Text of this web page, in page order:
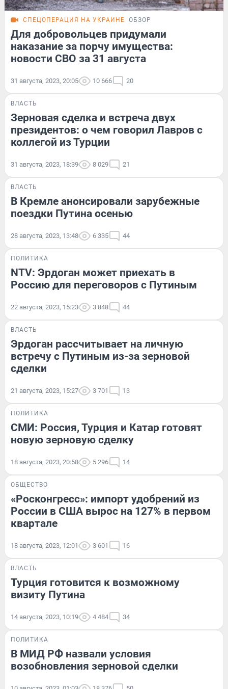
СПЕЦОПЕРАЦИЯ НА УКРАИНЕ ОБЗОР
Для добровольцев придумали
наказание за порчу имущества:
новости СВО за 31 августа
31 августа, 2023, 20:05 10 666 20
ВЛАСТЬ
Зерновая сделка и встреча двух
президентов: о чем говорил Лавров с
коллегой из Турции
31 августа, 2023, 18:39 8 029 21
ВЛАСТЬ
В Кремле анонсировали зарубежные
поездки Путина осенью
28 августа, 2023, 13:48 6 335 44
ПОЛИТИКА
NTV: Эрдоган может приехать в
Россию для переговоров с Путиным
22 августа, 2023, 15:23 3 848 44
ВЛАСТЬ
Эрдоган рассчитывает на личную
встречу с Путиным из-за зерновой
сделки
21 августа, 2023, 15:27 3 701 13
ПОЛИТИКА
СМИ: Россия, Турция и Катар готовят
новую зерновую сделку
18 августа, 2023, 20:58 5 296 14
ОБЩЕСТВО
«Росконгресс»: импорт удобрений из
России в США вырос на 127% в первом
квартале
18 августа, 2023, 12:01 3 601 16
ВЛАСТЬ
Турция готовится к возможному
визиту Путина
14 августа, 2023, 10:19 4 484 34
ПОЛИТИКА
В МИД РФ назвали условия
возобновления зерновой сделки